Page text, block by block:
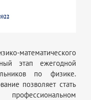
математического
этап ежегодной
по физике.
позволяет стать